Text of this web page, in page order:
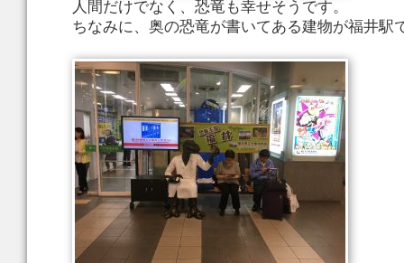
人間だけでなく、恐竜も幸せそうです。
ちなみに、奥の恐竜が書いてある建物が福井駅